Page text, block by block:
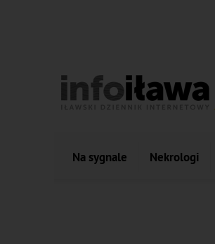
Na sygnale Nekrologi